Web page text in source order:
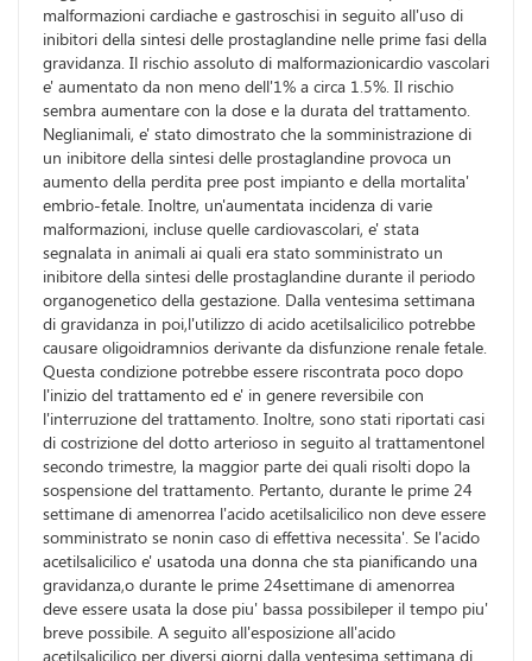
malformazioni cardiache e gastroschisi in seguito all'uso di
inibitori della sintesi delle prostaglandine nelle prime fasi della
gravidanza. Il rischio assoluto di malformazionicardio vascolari
e' aumentato da non meno dell'1% a circa 1.5%. Il rischio
sembra aumentare con la dose e la durata del trattamento.
Neglianimali, e' stato dimostrato che la somministrazione di
un inibitore della sintesi delle prostaglandine provoca un
aumento della perdita pree post impianto e della mortalita'
embrio-fetale. Inoltre, un'aumentata incidenza di varie
malformazioni, incluse quelle cardiovascolari, e' stata
segnalata in animali ai quali era stato somministrato un
inibitore della sintesi delle prostaglandine durante il periodo
organogenetico della gestazione. Dalla ventesima settimana
di gravidanza in poi,l'utilizzo di acido acetilsalicilico potrebbe
causare oligoidramnios derivante da disfunzione renale fetale.
Questa condizione potrebbe essere riscontrata poco dopo
l'inizio del trattamento ed e' in genere reversibile con
l'interruzione del trattamento. Inoltre, sono stati riportati casi
di costrizione del dotto arterioso in seguito al trattamentonel
secondo trimestre, la maggior parte dei quali risolti dopo la
sospensione del trattamento. Pertanto, durante le prime 24
settimane di amenorrea l'acido acetilsalicilico non deve essere
somministrato se nonin caso di effettiva necessita'. Se l'acido
acetilsalicilico e' usatoda una donna che sta pianificando una
gravidanza,o durante le prime 24settimane di amenorrea
deve essere usata la dose piu' bassa possibileper il tempo piu'
breve possibile. A seguito all'esposizione all'acido
acetilsalicilico per diversi giorni dalla ventesima settimana di